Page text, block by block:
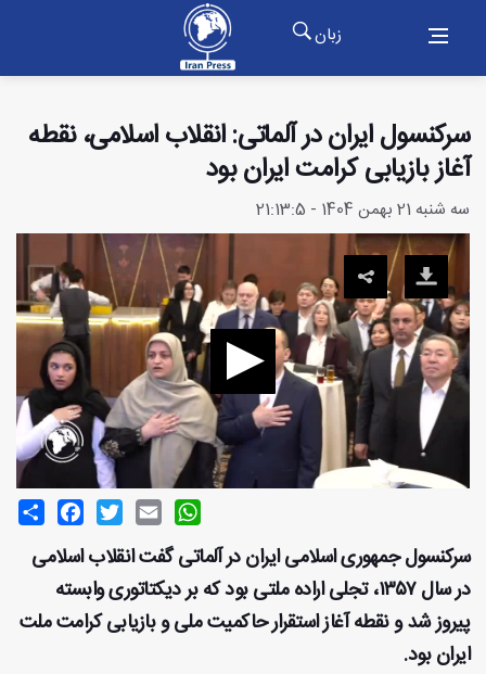
زبان
سرکنسول ایران در آلماتی: انقلاب اسلامی، نقطه
آغاز بازیابی کرامت ایران بود
سه شنبه 21 بهمن 1404 - 21:13:5
Share
FacebookTwitterEmail
WhatsApp
سرکنسول جمهوری اسلامی ایران در آلماتی گفت انقلاب اسلامی
در سال ۱۳۵۷، تجلی اراده ملتی بود که بر دیکتاتوری وابسته
پیروز شد و نقطه آغاز استقرار حاکمیت ملی و بازیابی کرامت ملت
ایران بود.